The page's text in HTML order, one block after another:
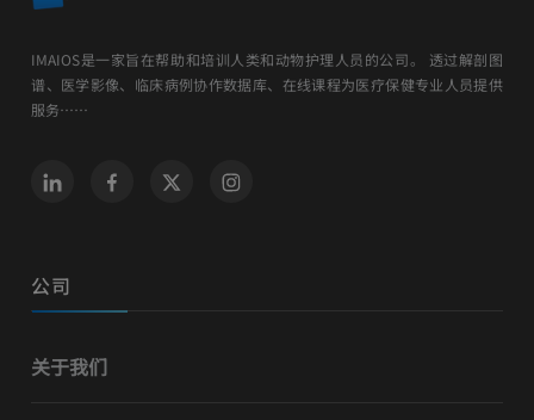
IMAIOS是一家旨在帮助和培训人类和动物护理人员的公司。 透过解剖图
谱、医学影像、临床病例协作数据库、在线课程为医疗保健专业人员提供
服务……
公司
关于我们